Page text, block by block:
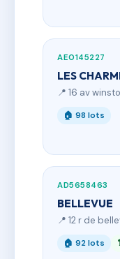
AE0145227
LES
📍 16 av
🏠 98 lots
AD5658463
BELLEVUE
📍 12 r de
🏠 92 lots